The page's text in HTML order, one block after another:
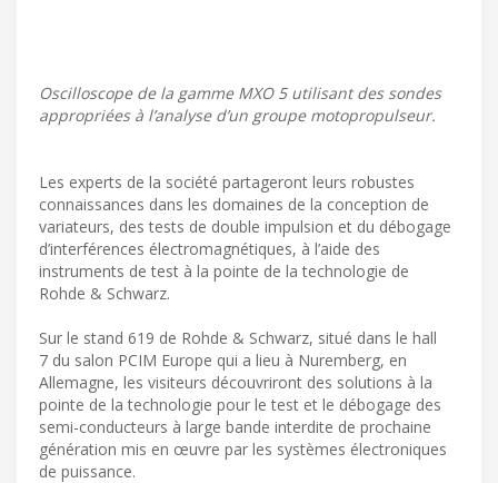
Oscilloscope de la gamme MXO 5 utilisant des sondes
appropriées à l’analyse d’un groupe motopropulseur.
Les experts de la société partageront leurs robustes
connaissances dans les domaines de la conception de
variateurs, des tests de double impulsion et du débogage
d’interférences électromagnétiques, à l’aide des
instruments de test à la pointe de la technologie de
Rohde & Schwarz.
Sur le stand 619 de Rohde & Schwarz, situé dans le hall
7 du salon PCIM Europe qui a lieu à Nuremberg, en
Allemagne, les visiteurs découvriront des solutions à la
pointe de la technologie pour le test et le débogage des
semi-conducteurs à large bande interdite de prochaine
génération mis en œuvre par les systèmes électroniques
de puissance.